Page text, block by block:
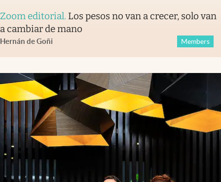
Zoom editorial. Los pesos no van a crecer, solo van
a cambiar de mano
Hernán de Goñi Members